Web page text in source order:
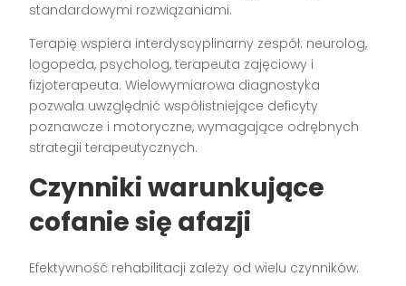
standardowymi rozwiązaniami.
Terapię wspiera interdyscyplinarny zespół: neurolog,
logopeda, psycholog, terapeuta zajęciowy i
fizjoterapeuta. Wielowymiarowa diagnostyka
pozwala uwzględnić współistniejące deficyty
poznawcze i motoryczne, wymagające odrębnych
strategii terapeutycznych.
Czynniki warunkujące
cofanie się afazji
Efektywność rehabilitacji zależy od wielu czynników: